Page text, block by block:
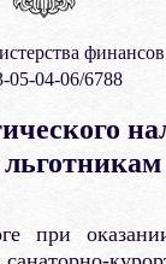
04-06/6788
льготникам
при